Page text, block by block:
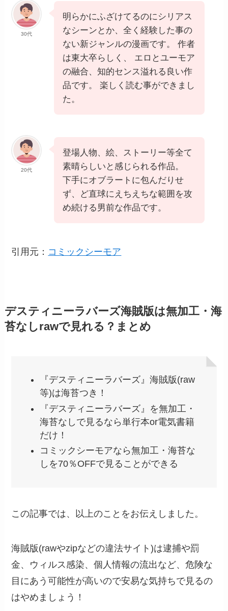
30代
明らかにふざけてるのにシリアス
なシーンとか、全く経験した事の
ない新ジャンルの漫画です。 作者
は東大卒らしく、 エロとユーモア
の融合、知的センス溢れる良い作
品です。 楽しく読む事ができまし
た。
20代
登場人物、絵、ストーリー等全て
素晴らしいと感じられる作品。
下手にオブラートに包んだりせ
ず、ど直球にえちえちな範囲を攻
め続ける男前な作品です。
引用元： コミックシーモア
デスティニーラバーズ海賊版は無加工・海
苔なしrawで見れる？まとめ
『デスティニーラバーズ』海賊版(raw
等)は海苔つき！
『デスティニーラバーズ』を無加工・
海苔なしで見るなら単行本or電気書籍
だけ！
コミックシーモアなら無加工・海苔な
しを70％OFFで見ることができる
この記事では、以上のことをお伝えしました。
海賊版(rawやzipなどの違法サイト)は逮捕や罰
金、ウィルス感染、個人情報の流出など、危険な
目にあう可能性が高いので安易な気持ちで見るの
はやめましょう！